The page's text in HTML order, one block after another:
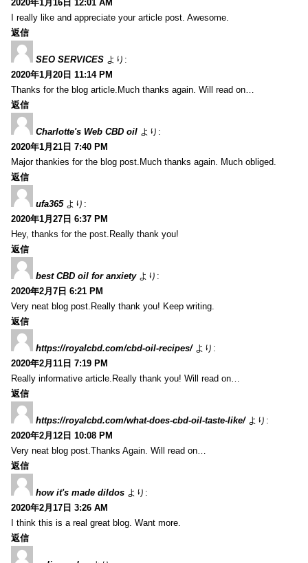
2020年1月16日 12:01 AM
I really like and appreciate your article post. Awesome.
返信
SEO SERVICES より:
2020年1月20日 11:14 PM
Thanks for the blog article.Much thanks again. Will read on…
返信
Charlotte's Web CBD oil より:
2020年1月21日 7:40 PM
Major thankies for the blog post.Much thanks again. Much obliged.
返信
ufa365 より:
2020年1月27日 6:37 PM
Hey, thanks for the post.Really thank you!
返信
best CBD oil for anxiety より:
2020年2月7日 6:21 PM
Very neat blog post.Really thank you! Keep writing.
返信
https://royalcbd.com/cbd-oil-recipes/ より:
2020年2月11日 7:19 PM
Really informative article.Really thank you! Will read on…
返信
https://royalcbd.com/what-does-cbd-oil-taste-like/ より:
2020年2月12日 10:08 PM
Very neat blog post.Thanks Again. Will read on…
返信
how it's made dildos より:
2020年2月17日 3:26 AM
I think this is a real great blog. Want more.
返信